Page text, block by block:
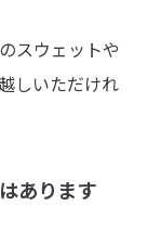
スウェットや
しいただけれ
あります